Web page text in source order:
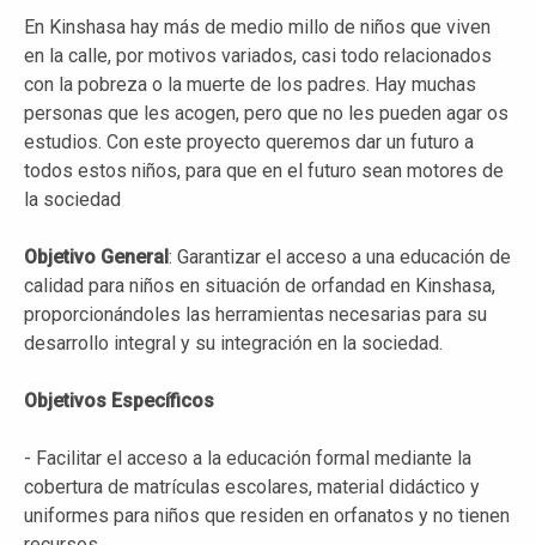
En Kinshasa hay más de medio millo de niños que viven
en la calle, por motivos variados, casi todo relacionados
con la pobreza o la muerte de los padres. Hay muchas
personas que les acogen, pero que no les pueden agar os
estudios. Con este proyecto queremos dar un futuro a
todos estos niños, para que en el futuro sean motores de
la sociedad
Objetivo General: Garantizar el acceso a una educación de
calidad para niños en situación de orfandad en Kinshasa,
proporcionándoles las herramientas necesarias para su
desarrollo integral y su integración en la sociedad.
Objetivos Específicos
- Facilitar el acceso a la educación formal mediante la
cobertura de matrículas escolares, material didáctico y
uniformes para niños que residen en orfanatos y no tienen